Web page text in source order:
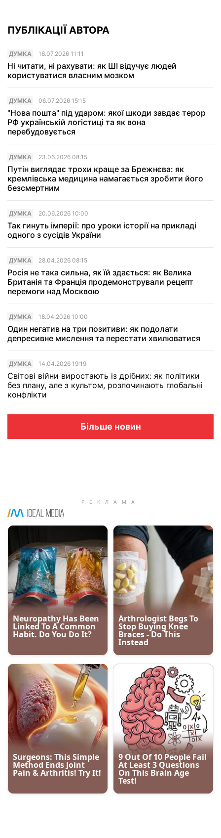
ПУБЛІКАЦІЇ АВТОРА
ДУМКА 16.07.2026 11:11
Ні читати, ні рахувати: як ШІ відучує людей
користуватися власним мозком
ДУМКА 06.07.2026 15:15
"Нова пошта" під ударом: якої шкоди завдає терор
РФ українській логістиці та як вона
перебудовується
ДУМКА 23.06.2026 08:15
Путін виглядає трохи краще за Брежнєва: як
кремлівська медицина намагається зробити його
безсмертним
ДУМКА 20.06.2026 10:00
Так гинуть імперії: про уроки історії на прикладі
одного з сусідів України
ДУМКА 28.04.2026 08:15
Росія не така сильна, як їй здається: як Велика
Британія та Франція продемонстрували рецепт
перемоги над Москвою
ДУМКА 18.04.2026 10:00
Один негатив на три позитиви: як подолати
депресивне мислення та перестати хвилюватися
ДУМКА 14.04.2026 19:19
Світові війни виростають із дрібних: як політики
без плану, але з культом, розпочинають глобальні
конфлікти
Більше новин